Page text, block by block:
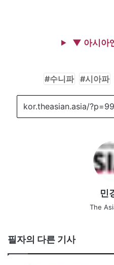
▼ 아시아
수니파 시아파
민
The
필자의 다른 기사